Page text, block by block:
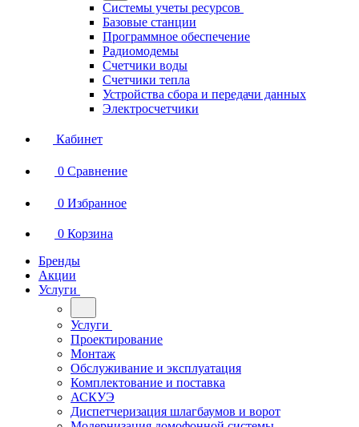
Системы учеты ресурсов
Базовые станции
Программное обеспечение
Радиомодемы
Счетчики воды
Счетчики тепла
Устройства сбора и передачи данных
Электросчетчики
Кабинет
0 Сравнение
0 Избранное
0 Корзина
Бренды
Акции
Услуги
Услуги
Проектирование
Монтаж
Обслуживание и эксплуатация
Комплектование и поставка
АСКУЭ
Диспетчеризация шлагбаумов и ворот